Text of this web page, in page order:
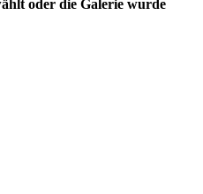
oder die Galerie wurde